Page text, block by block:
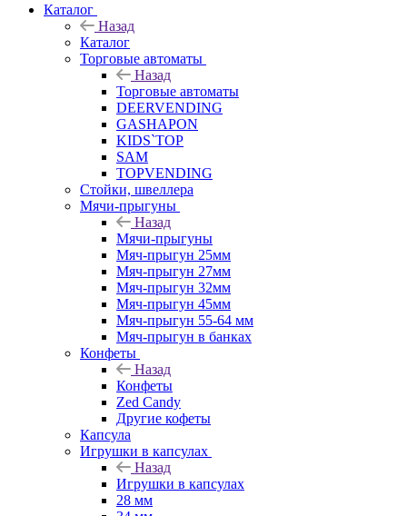
Каталог
Назад
Каталог
Торговые автоматы
Назад
Торговые автоматы
DEERVENDING
GASHAPON
KIDS`TOP
SAM
TOPVENDING
Стойки, швеллера
Мячи-прыгуны
Назад
Мячи-прыгуны
Мяч-прыгун 25мм
Мяч-прыгун 27мм
Мяч-прыгун 32мм
Мяч-прыгун 45мм
Мяч-прыгун 55-64 мм
Мяч-прыгун в банках
Конфеты
Назад
Конфеты
Zed Candy
Другие кофеты
Капсула
Игрушки в капсулах
Назад
Игрушки в капсулах
28 мм